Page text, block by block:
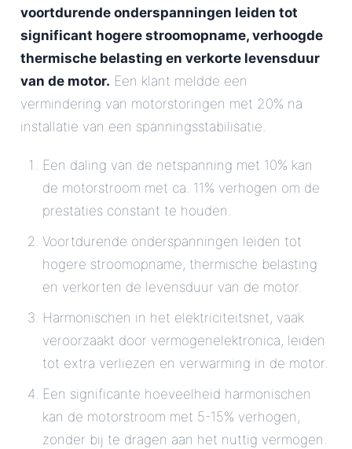
voortdurende onderspanningen leiden tot
significant hogere stroomopname, verhoogde
thermische belasting en verkorte levensduur
van de motor. Een klant meldde een
vermindering van motorstoringen met 20% na
installatie van een spanningsstabilisatie.
Een daling van de netspanning met 10% kan
de motorstroom met ca. 11% verhogen om de
prestaties constant te houden.
Voortdurende onderspanningen leiden tot
hogere stroomopname, thermische belasting
en verkorten de levensduur van de motor.
Harmonischen in het elektriciteitsnet, vaak
veroorzaakt door vermogenelektronica, leiden
tot extra verliezen en verwarming in de motor.
Een significante hoeveelheid harmonischen
kan de motorstroom met 5-15% verhogen,
zonder bij te dragen aan het nuttig vermogen.